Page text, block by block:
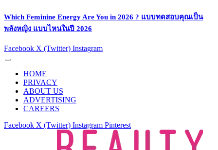
Which Feminine Energy Are You in 2026 ? แบบทดสอบคุณเป็น
พลังหญิง แบบไหนในปี 2026
Facebook X (Twitter) Instagram
HOME
PRIVACY
ABOUT US
ADVERTISING
CAREERS
Facebook X (Twitter) Instagram Pinterest